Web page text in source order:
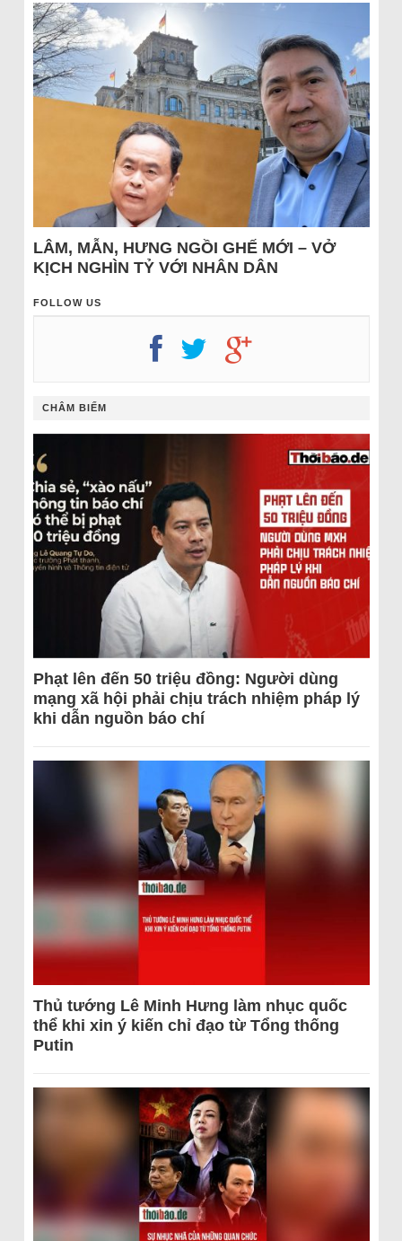
LÂM, MẪN, HƯNG NGỒI GHẾ MỚI – VỞ
KỊCH NGHÌN TỶ VỚI NHÂN DÂN
FOLLOW US
CHÂM BIẾM
Phạt lên đến 50 triệu đồng: Người dùng
mạng xã hội phải chịu trách nhiệm pháp lý
khi dẫn nguồn báo chí
Thủ tướng Lê Minh Hưng làm nhục quốc
thể khi xin ý kiến chỉ đạo từ Tổng thống
Putin